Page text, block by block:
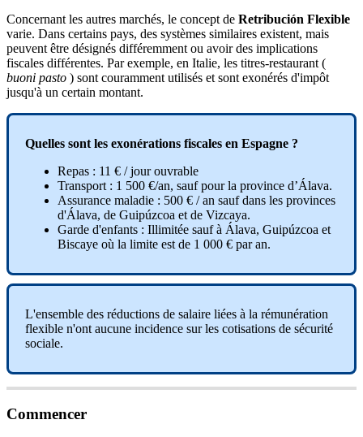
Concernant les autres marchés, le concept de Retribución Flexible
varie. Dans certains pays, des systèmes similaires existent, mais
peuvent être désignés différemment ou avoir des implications
fiscales différentes. Par exemple, en Italie, les titres-restaurant (
buoni pasto ) sont couramment utilisés et sont exonérés d'impôt
jusqu'à un certain montant.
Quelles sont les exonérations fiscales en Espagne ?
Repas : 11 € / jour ouvrable
Transport : 1 500 €/an, sauf pour la province d’Álava.
Assurance maladie : 500 € / an sauf dans les provinces
d'Álava, de Guipúzcoa et de Vizcaya.
Garde d'enfants : Illimitée sauf à Álava, Guipúzcoa et
Biscaye où la limite est de 1 000 € par an.
L'ensemble des réductions de salaire liées à la rémunération
flexible n'ont aucune incidence sur les cotisations de sécurité
sociale.
Commencer